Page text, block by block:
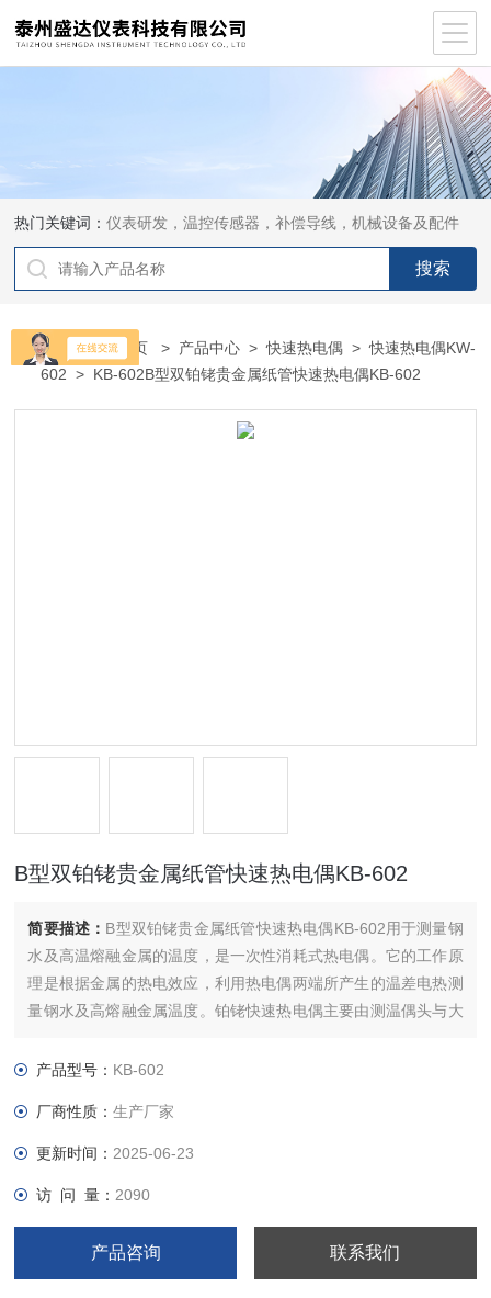
热门关键词：仪表研发，温控传感器，补偿导线，机械设备及配件
当前位置：首页 > 产品中心 >快速热电偶 >快速热电偶KW-
602 > KB-602B型双铂铑贵金属纸管快速热电偶KB-602
B型双铂铑贵金属纸管快速热电偶KB-602
简要描述： B型双铂铑贵金属纸管快速热电偶KB-602用于测量钢
水及高温熔融金属的温度，是一次性消耗式热电偶。它的工作原
理是根据金属的热电效应，利用热电偶两端所产生的温差电热测
量钢水及高熔融金属温度。铂铑快速热电偶主要由测温偶头与大
嵌在支架上，支架外套有小纸管，偶丝以石英支撑和保护。
产品型号： KB-602
厂商性质：生产厂家
更新时间： 2025-06-23
访 问 量： 2090
产品咨询 联系我们